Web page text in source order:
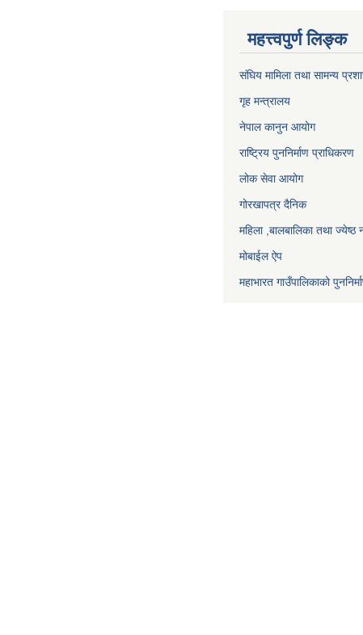
महत्त्वपुर्ण लिङ्क
संघिय मामिला तथा सामन्य
गृह मन्त्रालय
नेपाल कानुन आयोग
राष्ट्रिय पुननिर्माण प्राधिकरण
लोक सेवा आयोग
गोरखापत्र दैनिक
महिला ,बालबालिका तथा ज्येष्ठ
मोबाईल ऐप
महाभारत गाउँपालिकाको